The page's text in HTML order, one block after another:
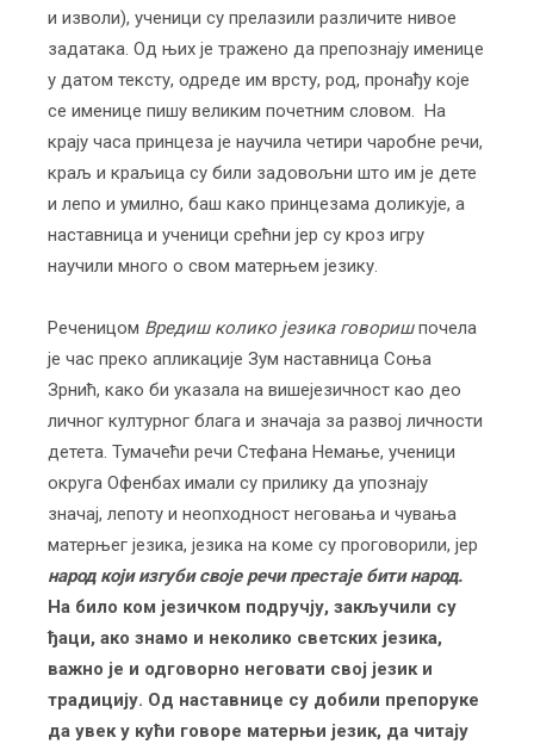
и изволи), ученици су прелазили различите нивое
задатака. Од њих је тражено да препознају именице
у датом тексту, одреде им врсту, род, пронађу које
се именице пишу великим почетним словом. На
крају часа принцеза је научила четири чаробне речи,
краљ и краљица су били задовољни што им је дете
и лепо и умилно, баш како принцезама доликује, а
наставница и ученици срећни јер су кроз игру
научили много о свом матерњем језику.
Реченицом Вредиш колико језика говоришпочела
је час преко апликације Зум наставница Соња
Зрнић, како би указала на вишејезичност као део
личног културног блага и значаја за развој личности
детета. Тумачећи речи Стефана Немање, ученици
округа Офенбах имали су прилику да упознају
значај, лепоту и неопходност неговања и чувања
матерњег језика, језика на коме су проговорили, јер
народ који изгуби своје речи престаје бити народ.
На било ком језичком подручју, закључили су
ђаци, ако знамо и неколико светских језика,
важно је и одговорно неговати свој језик и
традицију. Од наставнице су добили препоруке
да увек у кући говоре матерњи језик, да читају